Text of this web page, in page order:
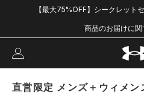
【最大75%OFF】シークレット
商品のお届けに
直営限定 メンズ＋ウィメン